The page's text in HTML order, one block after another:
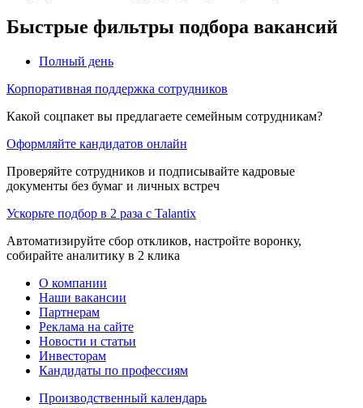
Быстрые фильтры подбора вакансий
Полный день
Корпоративная поддержка сотрудников
Какой соцпакет вы предлагаете семейным сотрудникам?
Оформляйте кандидатов онлайн
Проверяйте сотрудников и подписывайте кадровые
документы без бумаг и личных встреч
Ускорьте подбор в 2 раза с Talantix
Автоматизируйте сбор откликов, настройте воронку,
собирайте аналитику в 2 клика
О компании
Наши вакансии
Партнерам
Реклама на сайте
Новости и статьи
Инвесторам
Кандидаты по профессиям
Производственный календарь